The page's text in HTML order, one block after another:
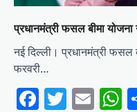
प्रधानमंत्री फसल बीमा योजना
नई दिल्ली। प्रधानमंत्री फसल
फरवरी…
Facebook
Twitter